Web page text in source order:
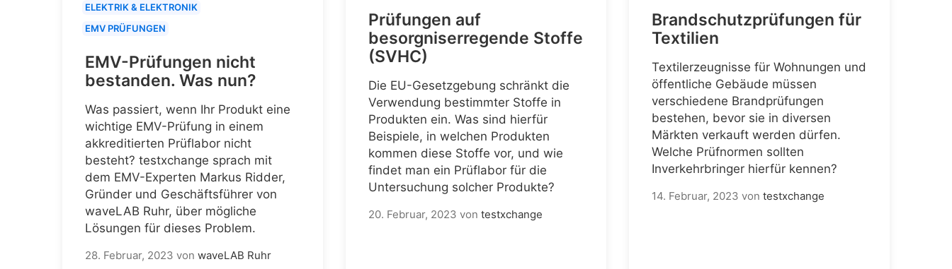
ELEKTRIK & ELEKTRONIK
EMV PRÜFUNGEN
EMV-Prüfungen nicht
bestanden. Was nun?
Was passiert, wenn Ihr Produkt eine
wichtige EMV-Prüfung in einem
akkreditierten Prüflabor nicht
besteht? testxchange sprach mit
dem EMV-Experten Markus Ridder,
Gründer und Geschäftsführer von
waveLAB Ruhr, über mögliche
Lösungen für dieses Problem.
28. Februar, 2023 von waveLAB Ruhr
Prüfungen auf
besorgniserregende Stoffe
(SVHC)
Die EU-Gesetzgebung schränkt die
Verwendung bestimmter Stoffe in
Produkten ein. Was sind hierfür
Beispiele, in welchen Produkten
kommen diese Stoffe vor, und wie
findet man ein Prüflabor für die
Untersuchung solcher Produkte?
20. Februar, 2023 von testxchange
Brandschutzprüfungen für
Textilien
Textilerzeugnisse für Wohnungen und
öffentliche Gebäude müssen
verschiedene Brandprüfungen
bestehen, bevor sie in diversen
Märkten verkauft werden dürfen.
Welche Prüfnormen sollten
Inverkehrbringer hierfür kennen?
14. Februar, 2023 von testxchange